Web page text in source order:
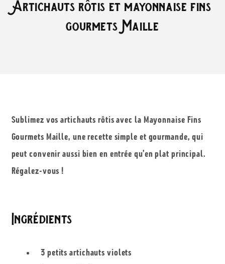
Artichauts rôtis et mayonnaise fins
gourmets Maille
Sublimez vos artichauts rôtis avec la Mayonnaise Fins
Gourmets Maille, une recette simple et gourmande, qui
peut convenir aussi bien en entrée qu’en plat principal.
Régalez-vous !
Ingrédients
3 petits artichauts violets